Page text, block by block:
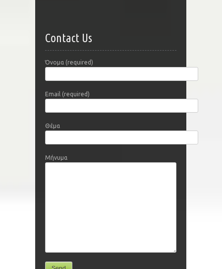
Contact Us
Όνομα (required)
Email (required)
Θέμα
Μήνυμα